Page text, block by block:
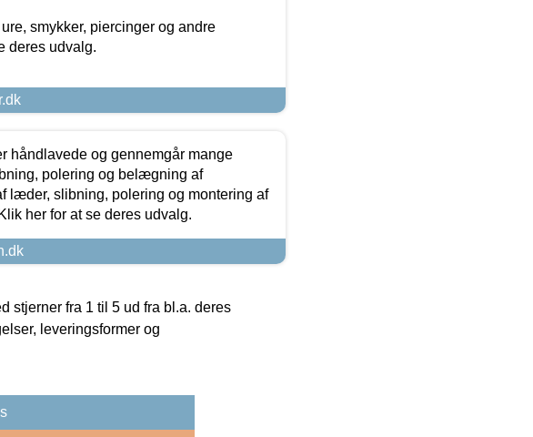
smykker, piercinger og andre
deres udvalg.
håndlavede og gennemgår mange
polering og belægning af
læder, slibning, polering og montering af
her for at se deres udvalg.
stjerner fra 1 til 5 ud fra bl.a. deres
leveringsformer og